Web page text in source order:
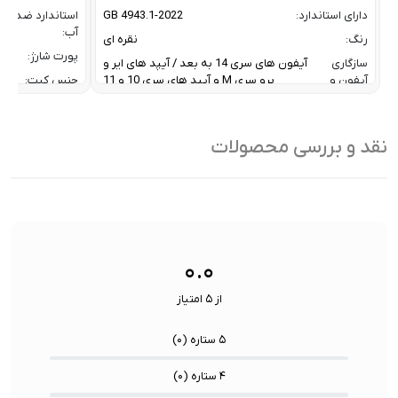
دارای استاندارد:
GB 4943.1-2022
رنگ:
نقره ای
سازگاری
آیفون و
آیفون های سری 14 به بعد / آیپد های ایر و
پرو سری M و آیپد های سری 10 و 11
ظرفیت:
استاندارد ضد
آب:
پورت شارژ:
جنس کیت:
نقد و بررسی محصولات
۰.۰
از ۵ امتیاز
۵ ستاره ( ۰)
۴ ستاره ( ۰)